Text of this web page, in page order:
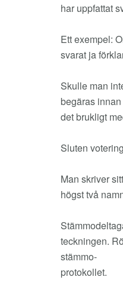
har uppfattat
Ett exempel:
svarat ja
Skulle man
begäras
det brukligt
Sluten
Man skriver
högst två
teckningen.
stämmo-
protokollet.